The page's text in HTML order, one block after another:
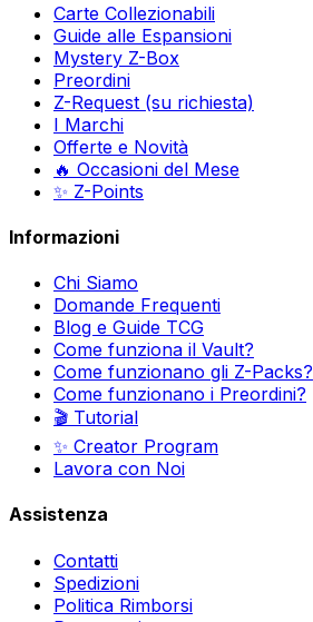
Carte Collezionabili
Guide alle Espansioni
Mystery Z-Box
Preordini
Z-Request (su richiesta)
I Marchi
Offerte e Novità
🔥 Occasioni del Mese
✨ Z-Points
Informazioni
Chi Siamo
Domande Frequenti
Blog e Guide TCG
Come funziona il Vault?
Come funzionano gli Z-Packs?
Come funzionano i Preordini?
🎬 Tutorial
✨ Creator Program
Lavora con Noi
Assistenza
Contatti
Spedizioni
Politica Rimborsi